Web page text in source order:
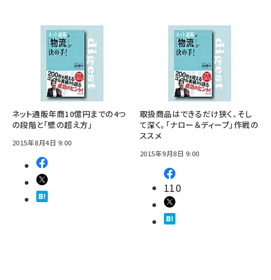
ネット通販年商10億円までの4つ
の段階と「壁の超え方」
2015年8月4日 9:00
取扱商品はできるだけ狭く、そし
て深く。「ナロー＆ディープ」作戦の
ススメ
2015年9月8日 9:00
110